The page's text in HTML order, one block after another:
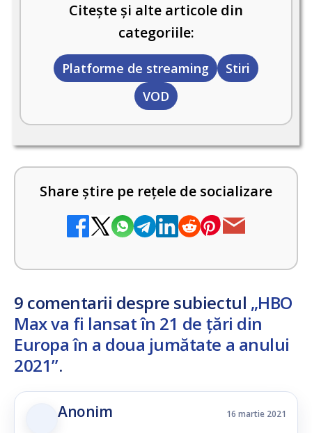
Citește și alte articole din
categoriile:
Platforme de streaming
Stiri
VOD
Share știre pe rețele de socializare
9 comentarii despre subiectul „HBO
Max va fi lansat în 21 de țări din
Europa în a doua jumătate a anului
2021”.
Anonim 16 martie 2021